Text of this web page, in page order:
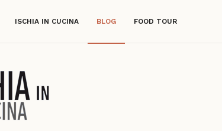
ISCHIA IN CUCINA BLOG FOOD TOUR